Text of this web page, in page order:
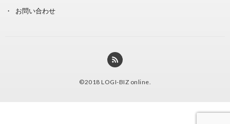
お問い合わせ
©2018 LOGI-BIZ online